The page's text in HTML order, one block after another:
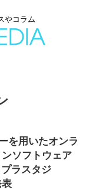
やコラム
を用いたオンラ
ソフトウェア
ラスタジ